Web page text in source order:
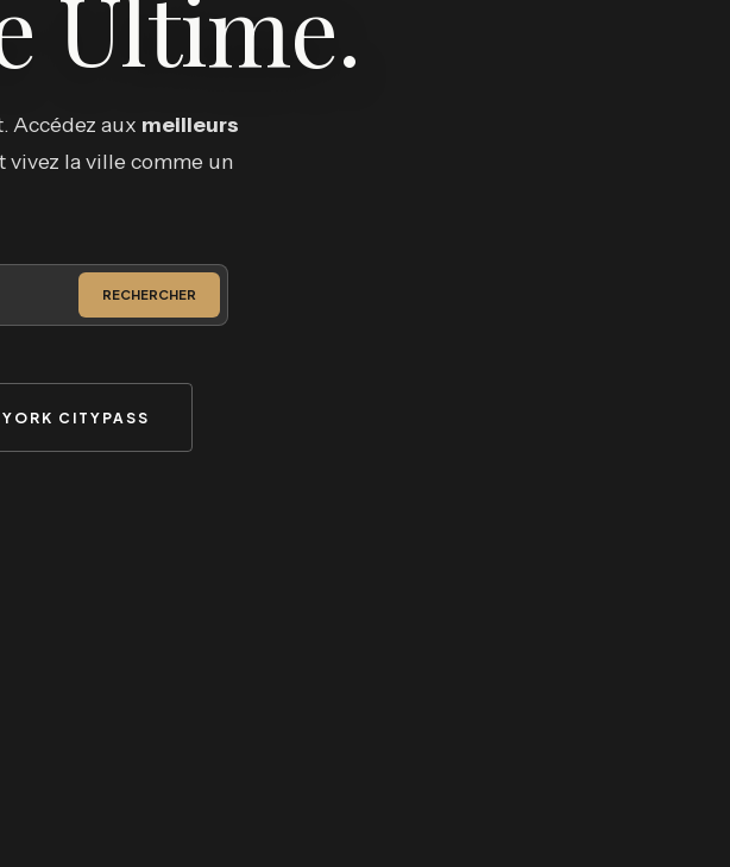
Ultime.
Accédez aux meilleurs
vivez la ville comme un
RECHERCHER
YORK CITYPASS